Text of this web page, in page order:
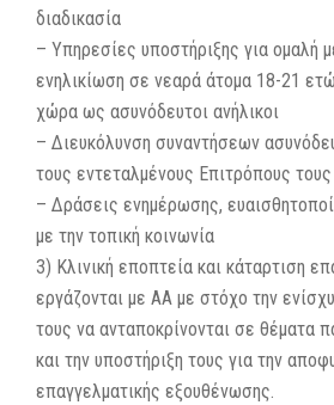
διαδικασία
– Υπηρεσίες υποστήριξης για ομαλή
ενηλικίωση σε νεαρά άτομα 18-21
χώρα ως ασυνόδευτοι ανήλικοι
– Διευκόλυνση συναντήσεων
τους εντεταλμένους Επιτρόπους τους
– Δράσεις ενημέρωσης,
με την τοπική κοινωνία
3) Κλινική εποπτεία και κάταρτιση
εργάζονται με ΑΑ με στόχο την
τους να ανταποκρίνονται σε θέματα
και την υποστήριξη τους για την
επαγγελματικής εξουθένωσης.